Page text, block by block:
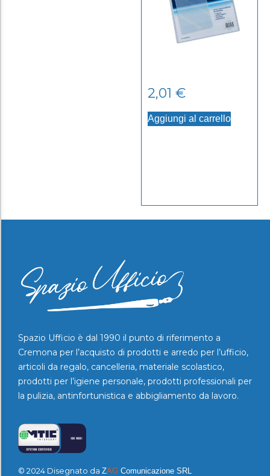
2,01 €
Aggiungi al carrello
Spazio Ufficio è dal 1990 il punto di riferimento a
Cremona per l’acquisto di prodotti e arredo per l’ufficio,
articoli da regalo, cancelleria, materiale scolastico,
prodotti per l’igiene personale, prodotti professionali per
la pulizia, antinfortunistica e abbigliamento da lavoro.
© 2024 Disegnato da ZAG Comunicazione SRL